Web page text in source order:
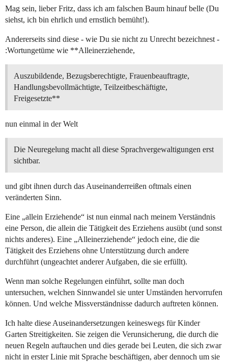
Mag sein, lieber Fritz, dass ich am falschen Baum hinauf belle (Du
siehst, ich bin ehrlich und ernstlich bemüht!).
Andererseits sind diese - wie Du sie nicht zu Unrecht bezeichnest -
:Wortungetüme wie **Alleinerziehende,
Auszubildende, Bezugsberechtigte, Frauenbeauftragte,
Handlungsbevollmächtigte, Teilzeitbeschäftigte,
Freigesetzte**
nun einmal in der Welt
Die Neuregelung macht all diese Sprachvergewaltigungen erst
sichtbar.
und gibt ihnen durch das Auseinanderreißen oftmals einen
veränderten Sinn.
Eine „allein Erziehende“ ist nun einmal nach meinem Verständnis
eine Person, die allein die Tätigkeit des Erziehens ausübt (und sonst
nichts anderes). Eine „Alleinerziehende“ jedoch eine, die die
Tätigkeit des Erziehens ohne Unterstützung durch andere
durchführt (ungeachtet anderer Aufgaben, die sie erfüllt).
Wenn man solche Regelungen einführt, sollte man doch
untersuchen, welchen Sinnwandel sie unter Umständen hervorrufen
können. Und welche Missverständnisse dadurch auftreten können.
Ich halte diese Auseinandersetzungen keineswegs für Kinder
Garten Streitigkeiten. Sie zeigen die Verunsicherung, die durch die
neuen Regeln auftauchen und dies gerade bei Leuten, die sich zwar
nicht in erster Linie mit Sprache beschäftigen, aber dennoch um sie